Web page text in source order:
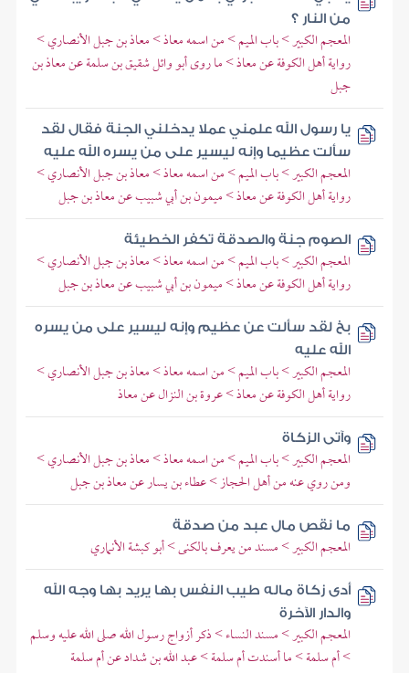
من النار ؟
المعجم الكبير > باب الميم > من اسمه معاذ > معاذ بن جبل الأنصاري >
رواية أهل الكوفة عن معاذ > ما روى أبو وائل شقيق بن سلمة عن معاذ بن
جبل
يا رسول الله علمني عملا يدخلني الجنة فقال لقد
سألت عظيما وإنه ليسير على من يسره الله عليه
المعجم الكبير > باب الميم > من اسمه معاذ > معاذ بن جبل الأنصاري >
رواية أهل الكوفة عن معاذ > ميمون بن أبي شبيب عن معاذ بن جبل
الصوم جنة والصدقة تكفر الخطيئة
المعجم الكبير > باب الميم > من اسمه معاذ > معاذ بن جبل الأنصاري >
رواية أهل الكوفة عن معاذ > ميمون بن أبي شبيب عن معاذ بن جبل
بخ لقد سألت عن عظيم وإنه ليسير على من يسره
الله عليه
المعجم الكبير > باب الميم > من اسمه معاذ > معاذ بن جبل الأنصاري >
رواية أهل الكوفة عن معاذ > عروة بن النزال عن معاذ
وآتى الزكاة
المعجم الكبير > باب الميم > من اسمه معاذ > معاذ بن جبل الأنصاري >
ومن روي عنه من أهل الحجاز > عطاء بن يسار عن معاذ بن جبل
ما نقص مال عبد من صدقة
المعجم الكبير > مسند من يعرف بالكنى > أبو كبشة الأنماري
أدى زكاة ماله طيب النفس بها يريد بها وجه الله
والدار الآخرة
المعجم الكبير > مسند النساء > ذكر أزواج رسول الله صلى الله عليه وسلم
> أم سلمة > ما أسندت أم سلمة > عبد الله بن شداد عن أم سلمة